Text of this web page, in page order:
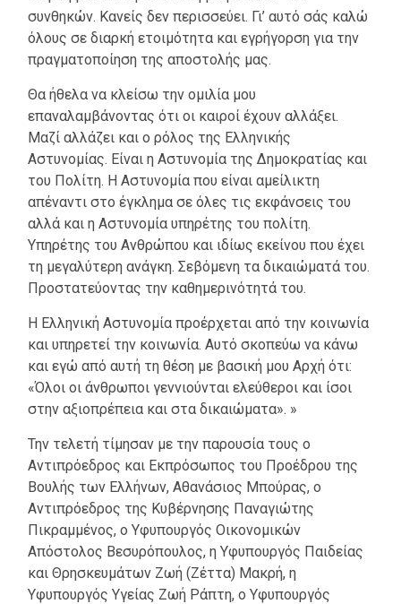
συνθηκών. Κανείς δεν περισσεύει. Γι’ αυτό σάς καλώ
όλους σε διαρκή ετοιμότητα και εγρήγορση για την
πραγματοποίηση της αποστολής μας.
Θα ήθελα να κλείσω την ομιλία μου
επαναλαμβάνοντας ότι οι καιροί έχουν αλλάξει.
Μαζί αλλάζει και ο ρόλος της Ελληνικής
Αστυνομίας. Είναι η Αστυνομία της Δημοκρατίας και
του Πολίτη. Η Αστυνομία που είναι αμείλικτη
απέναντι στο έγκλημα σε όλες τις εκφάνσεις του
αλλά και η Αστυνομία υπηρέτης του πολίτη.
Υπηρέτης του Ανθρώπου και ιδίως εκείνου που έχει
τη μεγαλύτερη ανάγκη. Σεβόμενη τα δικαιώματά του.
Προστατεύοντας την καθημερινότητά του.
Η Ελληνική Αστυνομία προέρχεται από την κοινωνία
και υπηρετεί την κοινωνία. Αυτό σκοπεύω να κάνω
και εγώ από αυτή τη θέση με βασική μου Αρχή ότι:
«Όλοι οι άνθρωποι γεννιούνται ελεύθεροι και ίσοι
στην αξιοπρέπεια και στα δικαιώματα». »
Την τελετή τίμησαν με την παρουσία τους o
Αντιπρόεδρος και Εκπρόσωπος του Προέδρου της
Βουλής των Ελλήνων, Αθανάσιος Μπούρας, ο
Αντιπρόεδρος της Κυβέρνησης Παναγιώτης
Πικραμμένος, ο Υφυπουργός Οικονομικών
Απόστολος Βεσυρόπουλος, η Υφυπουργός Παιδείας
και Θρησκευμάτων Ζωή (Ζέττα) Μακρή, η
Υφυπουργός Υγείας Ζωή Ράπτη, ο Υφυπουργός